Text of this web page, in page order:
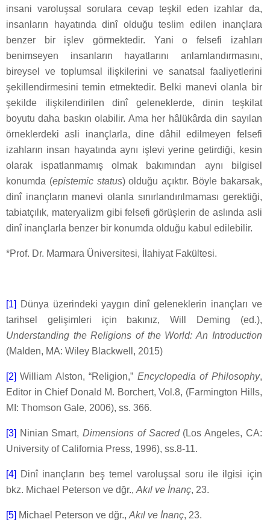
insani varoluşsal sorulara cevap teşkil eden izahlar da,
insanların hayatında dinî olduğu teslim edilen inançlara
benzer bir işlev görmektedir. Yani o felsefi izahları
benimseyen insanların hayatlarını anlamlandırmasını,
bireysel ve toplumsal ilişkilerini ve sanatsal faaliyetlerini
şekillendirmesini temin etmektedir. Belki manevi olanla bir
şekilde ilişkilendirilen dinî geleneklerde, dinin teşkilat
boyutu daha baskın olabilir. Ama her hâlükârda din sayılan
örneklerdeki asli inançlarla, dine dâhil edilmeyen felsefi
izahların insan hayatında aynı işlevi yerine getirdiği, kesin
olarak ispatlanmamış olmak bakımından aynı bilgisel
konumda (epistemic status) olduğu açıktır. Böyle bakarsak,
dinî inançların manevi olanla sınırlandırılmaması gerektiği,
tabiatçılık, materyalizm gibi felsefi görüşlerin de aslında asli
dinî inançlarla benzer bir konumda olduğu kabul edilebilir.
*Prof. Dr. Marmara Üniversitesi, İlahiyat Fakültesi.
[1]
Dünya üzerindeki yaygın dinî geleneklerin inançları ve
tarihsel gelişimleri için bakınız, Will Deming (ed.),
Understanding the Religions of the World: An Introduction
(Malden, MA: Wiley Blackwell, 2015)
[2] William Alston, “Religion,” Encyclopedia of Philosophy,
Editor in Chief Donald M. Borchert, Vol.8, (Farmington Hills,
MI: Thomson Gale, 2006), ss. 366.
[3] Ninian Smart,Dimensions of Sacred(Los Angeles, CA:
University of California Press, 1996), ss.8-11.
[4]
Dinî inançların beş temel varoluşsal soru ile ilgisi için
bkz. Michael Peterson ve dğr., Akıl ve İnanç, 23.
[5] Michael Peterson ve dğr., Akıl ve İnanç, 23.